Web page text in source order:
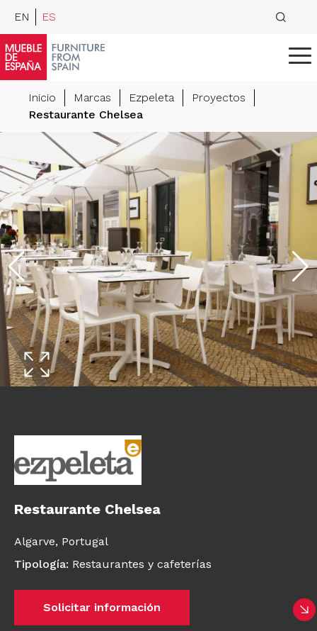
EN ES
Inicio Marcas Ezpeleta
Proyectos
Restaurante Chelsea
Restaurante Chelsea
Algarve, Portugal
Tipología: Restaurantes y cafeterías
Solicitar información